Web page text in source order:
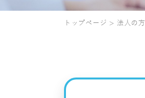
トップページ 法人の方